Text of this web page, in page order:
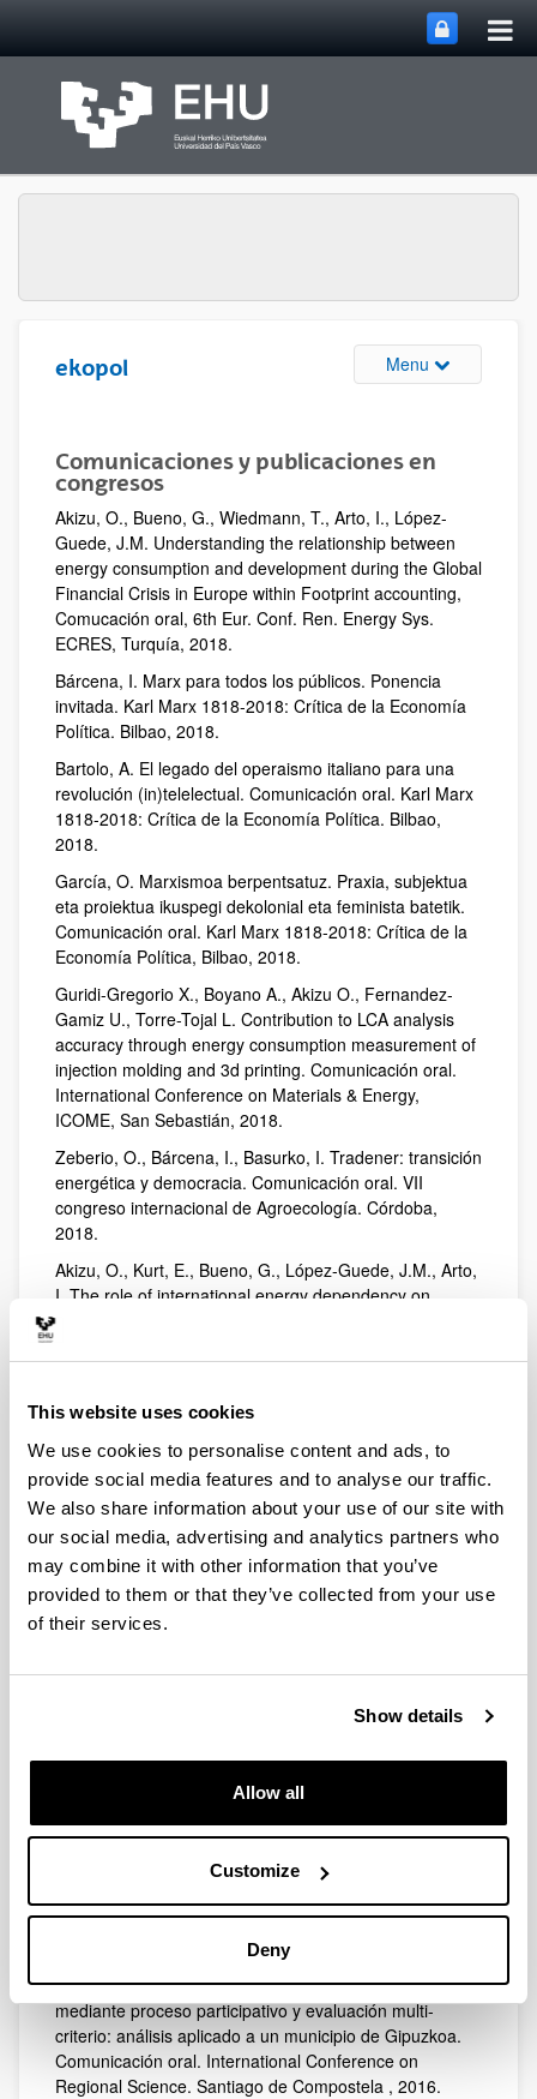
This website uses cookies
We use cookies to personalise content and ads, to
provide social media features and to analyse our traffic.
We also share information about your use of our site with
our social media, advertising and analytics partners who
may combine it with other information that you’ve
provided to them or that they’ve collected from your use
of their services.
Show details
Allow all
Customize
Deny
ekopol Menu Toggle site
Comunicaciones y publicaciones en
congresos
Akizu, O., Bueno, G., Wiedmann, T., Arto, I., López-
Guede, J.M. Understanding the relationship between
energy consumption and development during the Global
Financial Crisis in Europe within Footprint accounting,
Comucación oral, 6th Eur. Conf. Ren. Energy Sys.
ECRES, Turquía, 2018.
Bárcena, I. Marx para todos los públicos. Ponencia
invitada. Karl Marx 1818-2018: Crítica de la Economía
Política. Bilbao, 2018.
Bartolo, A. El legado del operaismo italiano para una
revolución (in)telelectual. Comunicación oral. Karl Marx
1818-2018: Crítica de la Economía Política. Bilbao,
2018.
García, O. Marxismoa berpentsatuz. Praxia, subjektua
eta proiektua ikuspegi dekolonial eta feminista batetik.
Comunicación oral. Karl Marx 1818-2018: Crítica de la
Economía Política, Bilbao, 2018.
Guridi-Gregorio X., Boyano A., Akizu O., Fernandez-
Gamiz U., Torre-Tojal L. Contribution to LCA analysis
accuracy through energy consumption measurement of
injection molding and 3d printing. Comunicación oral.
International Conference on Materials & Energy,
ICOME, San Sebastián, 2018.
Zeberio, O., Bárcena, I., Basurko, I. Tradener: transición
energética y democracia. Comunicación oral. VII
congreso internacional de Agroecología. Córdoba,
2018.
Akizu, O., Kurt, E., Bueno, G., López-Guede, J.M., Arto,
I. The role of international energy dependency on
national welfare. Comunicación oral. ECRES 2017
Ponencia invitada. Seminario Internacional "Las
IAEN- Quito Ecuador, 2017.
Bartolo, A. La construcción del saber desde, con, por y
para los movimientos sociales: etnografía colaborativa e
investigación activista. Comunicación oral. XIII
Congreso Español de Ciencia Política y de la
Administración. Santiago de Compostela, 2017.
García, O. Reflexionando sobre modelos de
Comunicación oral. Aprendizajes cooperativos y
agricultura urbana, ambiente y alimentación. Quilmes,
García, O., Etxano, I., Garmendia, E., Aldezabal, A.,
Viability of Mountain Grazing: An Updated Perspective
under the Common Agricultural Policy. Comunicación
escrita. XVI Biennial IASC Conference: Practicing the
Etxano, I., Lozano, P., Latasa, I. Planificación local
mediante proceso participativo y evaluación multi-
criterio: análisis aplicado a un municipio de Gipuzkoa.
Comunicación oral. International Conference on
Regional Science. Santiago de Compostela , 2016.